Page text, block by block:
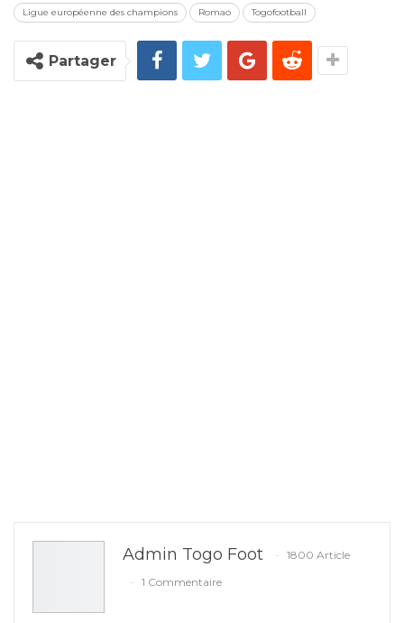
Ligue européenne des champions
Romao Togofootball
Partager
Admin Togo Foot
1800 Article
1 Commentaire